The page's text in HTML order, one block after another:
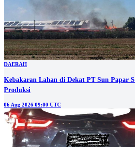
DAERAH
Kebakaran Lahan di Dekat PT Sun Papar
Produksi
06 Aug 2026 09:00 UTC